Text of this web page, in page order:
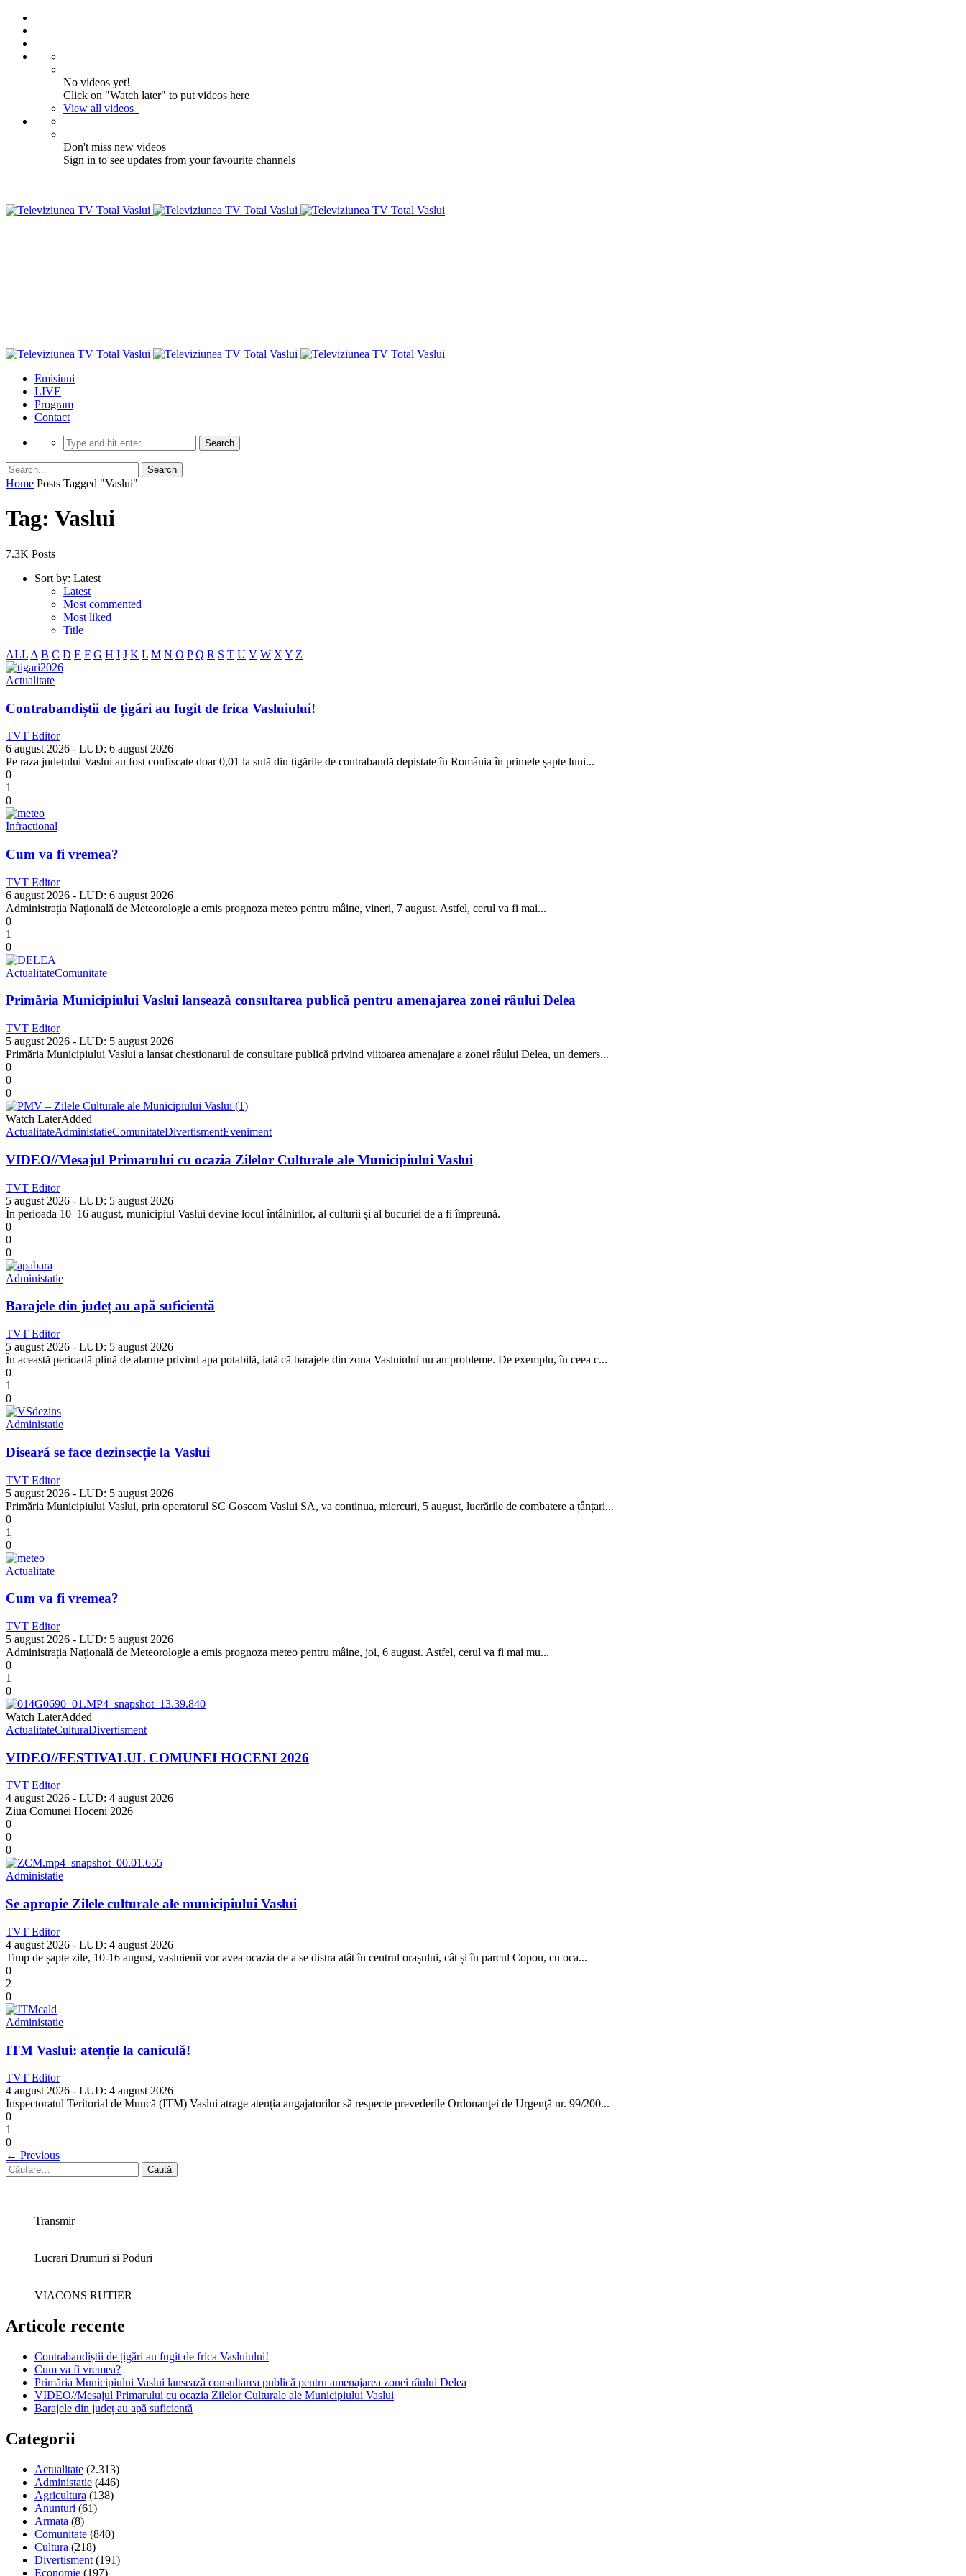
No videos yet!
Click on "Watch later" to put videos here
View all videos
Don't miss new videos
Sign in to see updates from your favourite channels
Emisiuni
LIVE
Program
Contact
Home Posts Tagged "Vaslui"
Tag: Vaslui
7.3K Posts
Sort by: Latest
Latest
Most commented
Most liked
Title
ALL A B C D E F G H I J K L M N O P Q R S T U V W X Y Z
Actualitate
Contrabandiștii de țigări au fugit de frica Vasluiului!
TVT Editor
6 august 2026 - LUD: 6 august 2026
Pe raza județului Vaslui au fost confiscate doar 0,01 la sută din țigările de contrabandă depistate în România în primele șapte luni...
0
1
0
Infractional
Cum va fi vremea?
TVT Editor
6 august 2026 - LUD: 6 august 2026
Administrația Națională de Meteorologie a emis prognoza meteo pentru mâine, vineri, 7 august. Astfel, cerul va fi mai...
0
1
0
ActualitateComunitate
Primăria Municipiului Vaslui lansează consultarea publică pentru amenajarea zonei râului Delea
TVT Editor
5 august 2026 - LUD: 5 august 2026
Primăria Municipiului Vaslui a lansat chestionarul de consultare publică privind viitoarea amenajare a zonei râului Delea, un demers...
0
0
0
Watch LaterAdded
ActualitateAdministatieComunitateDivertismentEveniment
VIDEO//Mesajul Primarului cu ocazia Zilelor Culturale ale Municipiului Vaslui
TVT Editor
5 august 2026 - LUD: 5 august 2026
În perioada 10–16 august, municipiul Vaslui devine locul întâlnirilor, al culturii și al bucuriei de a fi împreună.
0
0
0
Administatie
Barajele din județ au apă suficientă
TVT Editor
5 august 2026 - LUD: 5 august 2026
În această perioadă plină de alarme privind apa potabilă, iată că barajele din zona Vasluiului nu au probleme. De exemplu, în ceea c...
0
1
0
Administatie
Diseară se face dezinsecție la Vaslui
TVT Editor
5 august 2026 - LUD: 5 august 2026
Primăria Municipiului Vaslui, prin operatorul SC Goscom Vaslui SA, va continua, miercuri, 5 august, lucrările de combatere a țânțari...
0
1
0
Actualitate
Cum va fi vremea?
TVT Editor
5 august 2026 - LUD: 5 august 2026
Administrația Națională de Meteorologie a emis prognoza meteo pentru mâine, joi, 6 august. Astfel, cerul va fi mai mu...
0
1
0
Watch LaterAdded
ActualitateCulturaDivertisment
VIDEO//FESTIVALUL COMUNEI HOCENI 2026
TVT Editor
4 august 2026 - LUD: 4 august 2026
Ziua Comunei Hoceni 2026
0
0
0
Administatie
Se apropie Zilele culturale ale municipiului Vaslui
TVT Editor
4 august 2026 - LUD: 4 august 2026
Timp de șapte zile, 10-16 august, vasluienii vor avea ocazia de a se distra atât în centrul orașului, cât și în parcul Copou, cu oca...
0
2
0
Administatie
ITM Vaslui: atenție la caniculă!
TVT Editor
4 august 2026 - LUD: 4 august 2026
Inspectoratul Teritorial de Muncă (ITM) Vaslui atrage atenția angajatorilor să respecte prevederile Ordonanţei de Urgenţă nr. 99/200...
0
1
0
← Previous
Caută
după:
Transmir
Lucrari Drumuri si Poduri
VIACONS RUTIER
Articole recente
Contrabandiștii de țigări au fugit de frica Vasluiului!
Cum va fi vremea?
Primăria Municipiului Vaslui lansează consultarea publică pentru amenajarea zonei râului Delea
VIDEO//Mesajul Primarului cu ocazia Zilelor Culturale ale Municipiului Vaslui
Barajele din județ au apă suficientă
Categorii
Actualitate (2.313)
Administatie (446)
Agricultura (138)
Anunturi (61)
Armata (8)
Comunitate (840)
Cultura (218)
Divertisment (191)
Economie (197)